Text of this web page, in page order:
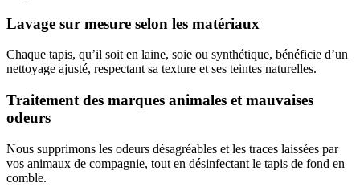
Lavage sur mesure selon les matériaux
Chaque tapis, qu’il soit en laine, soie ou synthétique, bénéficie d’un
nettoyage ajusté, respectant sa texture et ses teintes naturelles.
Traitement des marques animales et mauvaises
odeurs
Nous supprimons les odeurs désagréables et les traces laissées par
vos animaux de compagnie, tout en désinfectant le tapis de fond en
comble.